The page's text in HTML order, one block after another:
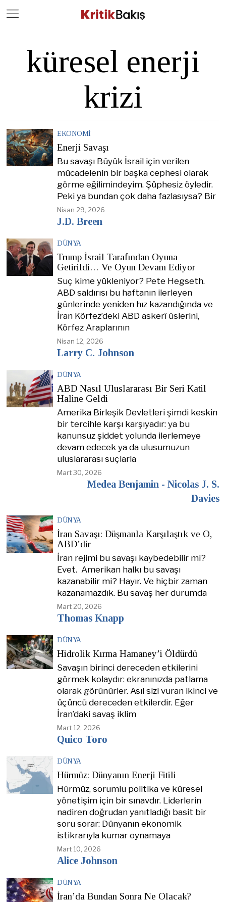
küresel enerji
krizi
EKONOMI
Enerji Savaşı
Bu savaşı Büyük İsrail için verilen
mücadelenin bir başka cephesi olarak
görme eğilimindeyim. Şüphesiz öyledir.
Peki ya bundan çok daha fazlasıysa? Bir
Nisan 29, 2026
J.D. Breen
DÜNYA
Trump İsrail Tarafından Oyuna
Getirildi… Ve Oyun Devam Ediyor
Suç kime yükleniyor? Pete Hegseth.
ABD saldırısı bu haftanın ilerleyen
günlerinde yeniden hız kazandığında ve
İran Körfez’deki ABD askerî üslerini,
Körfez Araplarının
Nisan 12, 2026
Larry C. Johnson
DÜNYA
ABD Nasıl Uluslararası Bir Seri Katil
Haline Geldi
Amerika Birleşik Devletleri şimdi keskin
bir tercihle karşı karşıyadır: ya bu
kanunsuz şiddet yolunda ilerlemeye
devam edecek ya da ulusumuzun
uluslararası suçlarla
Mart 30, 2026
Medea Benjamin - Nicolas J. S.
Davies
DÜNYA
İran Savaşı: Düşmanla Karşılaştık ve O,
ABD’dir
İran rejimi bu savaşı kaybedebilir mi?
Evet. Amerikan halkı bu savaşı
kazanabilir mi? Hayır. Ve hiçbir zaman
kazanamazdık. Bu savaş her durumda
Mart 20, 2026
Thomas Knapp
DÜNYA
Hidrolik Kırma Hamaney’i Öldürdü
Savaşın birinci dereceden etkilerini
görmek kolaydır: ekranınızda patlama
olarak görünürler. Asıl sizi vuran ikinci ve
üçüncü dereceden etkilerdir. Eğer
İran’daki savaş iklim
Mart 12, 2026
Quico Toro
DÜNYA
Hürmüz: Dünyanın Enerji Fitili
Hürmüz, sorumlu politika ve küresel
yönetişim için bir sınavdır. Liderlerin
nadiren doğrudan yanıtladığı basit bir
soru sorar: Dünyanın ekonomik
istikrarıyla kumar oynamaya
Mart 10, 2026
Alice Johnson
DÜNYA
İran’da Bundan Sonra Ne Olacak?